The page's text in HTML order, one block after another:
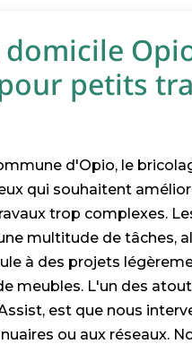
petits
d'Opio, le
qui souhaitent
trop complexes.
multitude de tâches,
à des projets
meubles. L'un des
est que nous
ou aux réseaux.